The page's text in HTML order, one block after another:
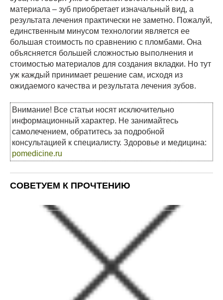
материала – зуб приобретает изначальный вид, а
результата лечения практически не заметно. Пожалуй,
единственным минусом технологии является ее
большая стоимость по сравнению с пломбами. Она
объясняется большей сложностью выполнения и
стоимостью материалов для создания вкладки. Но тут
уж каждый принимает решение сам, исходя из
ожидаемого качества и результата лечения зубов.
Внимание! Все статьи носят исключительно
информационный характер. Не занимайтесь
самолечением, обратитесь за подробной
консультацией к специалисту. Здоровье и медицина:
pomedicine.ru
СОВЕТУЕМ К ПРОЧТЕНИЮ